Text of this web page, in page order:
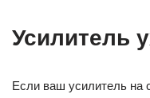
Усилитель
Если ваш усилитель на